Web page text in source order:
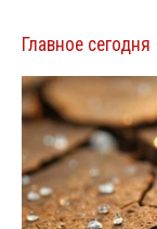
Главное сегодня